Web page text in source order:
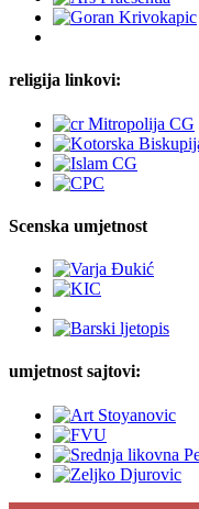
religija linkovi:
Scenska umjetnost
umjetnost sajtovi: